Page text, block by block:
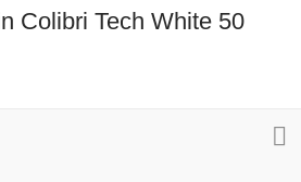
Colibri Tech White 50